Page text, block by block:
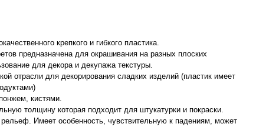
крепкого и гибкого пластика.
предназначена для окрашивания на разных плоских
для декора и декупажа текстуры.
отрасли для декорирования сладких изделий (пластик имеет
кистями.
толщину которая подходит для штукатурки и покраски.
Имеет особенность, чувствительную к падениям, может